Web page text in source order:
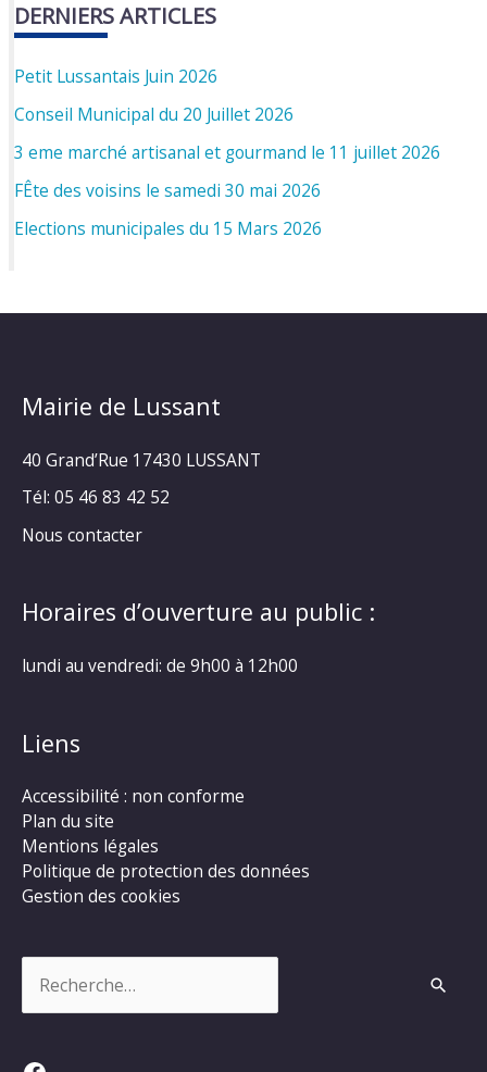
DERNIERS ARTICLES
Petit Lussantais Juin 2026
Conseil Municipal du 20 Juillet 2026
3 eme marché artisanal et gourmand le 11 juillet 2026
FÊte des voisins le samedi 30 mai 2026
Elections municipales du 15 Mars 2026
Mairie de Lussant
40 Grand’Rue 17430 LUSSANT
Tél: 05 46 83 42 52
Nous contacter
Horaires d’ouverture au public :
lundi au vendredi: de 9h00 à 12h00
Liens
Accessibilité : non conforme
Plan du site
Mentions légales
Politique de protection des données
Gestion des cookies